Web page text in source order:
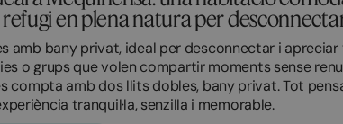
en plena natura per
amb bany privat, ideal per desconnectar i
o grups que volen compartir moments sense
compta amb dos llits dobles, bany privat. Tot
tranquil·la, senzilla i memorable.